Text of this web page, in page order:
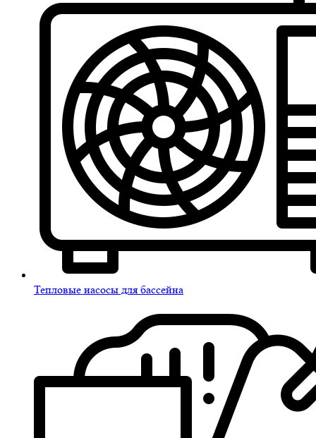
Тепловые насосы для бассейна